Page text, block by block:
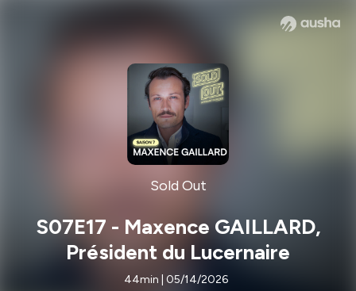
Sold Out
S07E17 - Maxence GAILLARD,
Président du Lucernaire
44min | 05/14/2026